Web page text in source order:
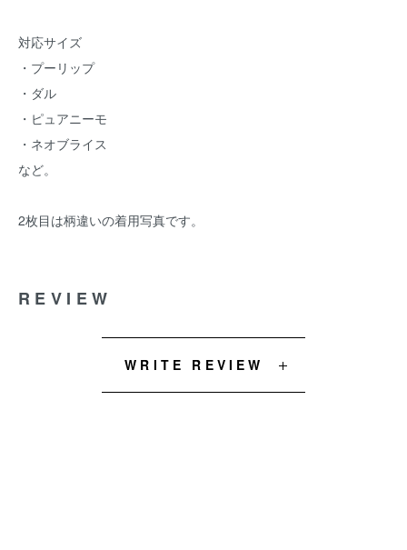
対応サイズ
・プーリップ
・ダル
・ピュアニーモ
・ネオブライス
など。
2枚目は柄違いの着用写真です。
REVIEW
WRITE REVIEW